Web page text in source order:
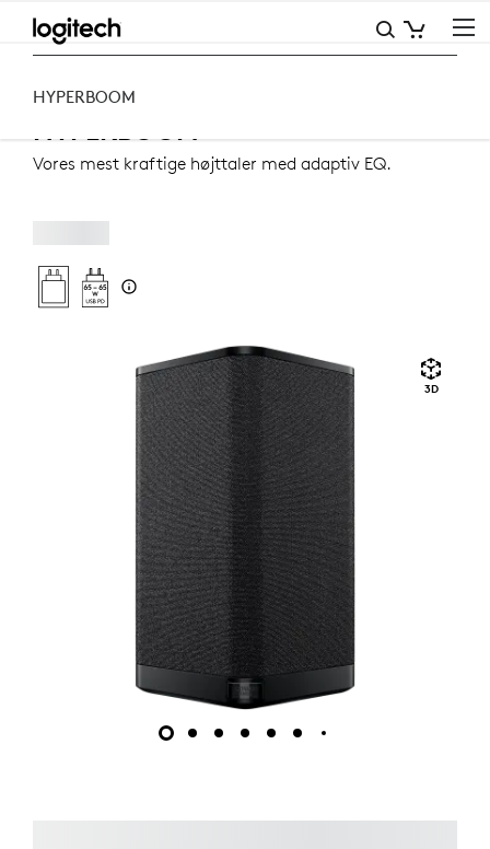
ULTIMATE
HYPERBOOM
HYPERBOOM
HYPERBOOM
Vores mest kraftige højttaler med adaptiv EQ.
3D